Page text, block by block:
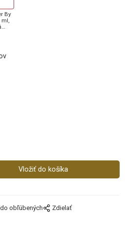
By
obľúbených Zdielať